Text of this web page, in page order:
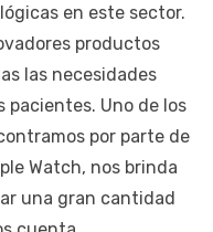
en este sector.
productos
las necesidades
pacientes. Uno de los
por parte de
Watch, nos brinda
una gran cantidad